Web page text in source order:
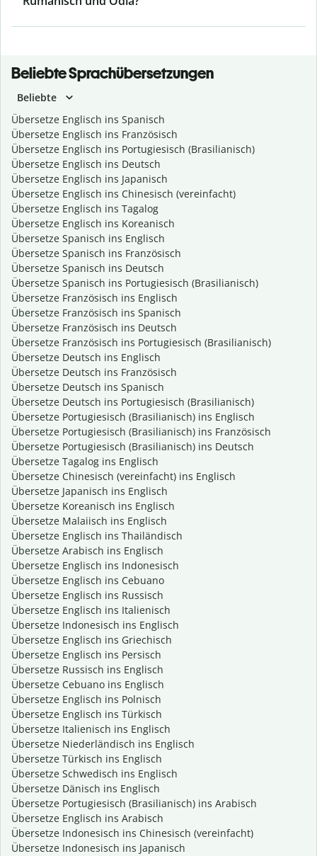
Beliebte Sprachübersetzungen
Beliebte
Übersetze Englisch ins Spanisch
Übersetze Englisch ins Französisch
Übersetze Englisch ins Portugiesisch (Brasilianisch)
Übersetze Englisch ins Deutsch
Übersetze Englisch ins Japanisch
Übersetze Englisch ins Chinesisch (vereinfacht)
Übersetze Englisch ins Tagalog
Übersetze Englisch ins Koreanisch
Übersetze Spanisch ins Englisch
Übersetze Spanisch ins Französisch
Übersetze Spanisch ins Deutsch
Übersetze Spanisch ins Portugiesisch (Brasilianisch)
Übersetze Französisch ins Englisch
Übersetze Französisch ins Spanisch
Übersetze Französisch ins Deutsch
Übersetze Französisch ins Portugiesisch (Brasilianisch)
Übersetze Deutsch ins Englisch
Übersetze Deutsch ins Französisch
Übersetze Deutsch ins Spanisch
Übersetze Deutsch ins Portugiesisch (Brasilianisch)
Übersetze Portugiesisch (Brasilianisch) ins Englisch
Übersetze Portugiesisch (Brasilianisch) ins Französisch
Übersetze Portugiesisch (Brasilianisch) ins Deutsch
Übersetze Tagalog ins Englisch
Übersetze Chinesisch (vereinfacht) ins Englisch
Übersetze Japanisch ins Englisch
Übersetze Koreanisch ins Englisch
Übersetze Malaiisch ins Englisch
Übersetze Englisch ins Thailändisch
Übersetze Arabisch ins Englisch
Übersetze Englisch ins Indonesisch
Übersetze Englisch ins Cebuano
Übersetze Englisch ins Russisch
Übersetze Englisch ins Italienisch
Übersetze Indonesisch ins Englisch
Übersetze Englisch ins Griechisch
Übersetze Englisch ins Persisch
Übersetze Russisch ins Englisch
Übersetze Cebuano ins Englisch
Übersetze Englisch ins Polnisch
Übersetze Englisch ins Türkisch
Übersetze Italienisch ins Englisch
Übersetze Niederländisch ins Englisch
Übersetze Türkisch ins Englisch
Übersetze Schwedisch ins Englisch
Übersetze Dänisch ins Englisch
Übersetze Portugiesisch (Brasilianisch) ins Arabisch
Übersetze Englisch ins Arabisch
Übersetze Indonesisch ins Chinesisch (vereinfacht)
Übersetze Indonesisch ins Japanisch